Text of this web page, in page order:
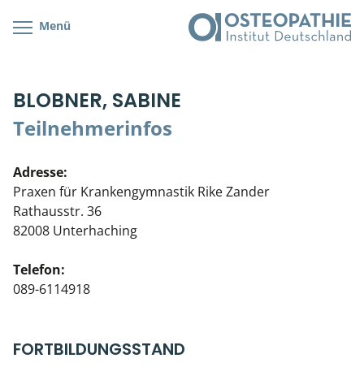
Menü
BLOBNER, SABINE
Teilnehmerinfos
Adresse:
Praxen für Krankengymnastik Rike Zander
Rathausstr. 36
82008 Unterhaching
Telefon:
089-6114918
FORTBILDUNGSSTAND
Cranial/Neurale Osteopathie
Parietale Osteopathie
Viszerale Osteopathie
Klinische & Praktische Kurse
Live Online-Kurse
Bonus-Programm
Veranstaltungsticket DB
Wissenswertes
Teilnehmerliste
Stellenbörse
Soziales Engagement